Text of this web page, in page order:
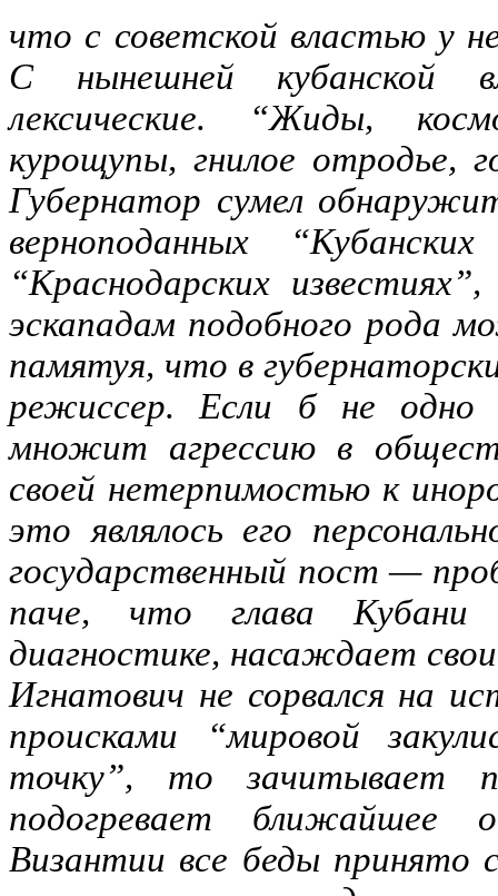
что с советской властью у
С нынешней кубанской
лексические. “Жиды,
курощупы, гнилое отродье,
Губернатор сумел
верноподанных
“Краснодарских
эскападам подобного рода
памятуя, что в
режиссер. Если б не одно
множит агрессию в
своей нетерпимостью к
это являлось его
государственный пост —
паче, что глава
диагностике, насаждает
Игнатович не сорвался на
происками “мировой
точку”, то зачитывает
подогревает
Византии все беды принято